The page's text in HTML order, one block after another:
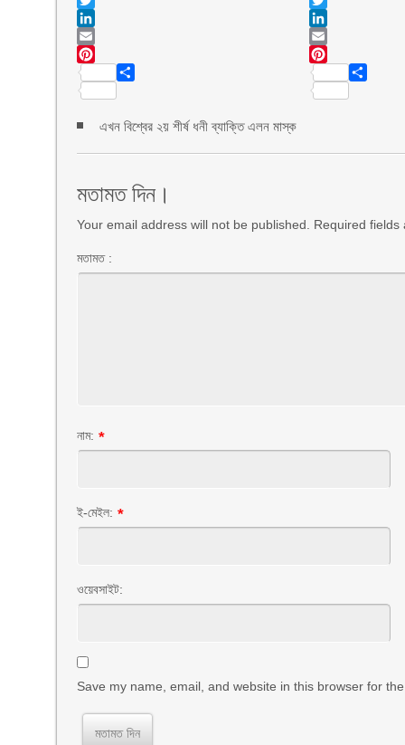
Twitter
LinkedIn
Email
Pinterest
Twitter
LinkedIn
Email
Pinterest
এখন বিশ্বের ২য় শীর্ষ ধনী ব্যাক্তি এলন মাস্ক
মতামত দিন।
Your email address will not be published. Required fields
মতামত :
নাম: *
ই-মেইল: *
ওয়েবসাইট:
Save my name, email, and website in this browser for